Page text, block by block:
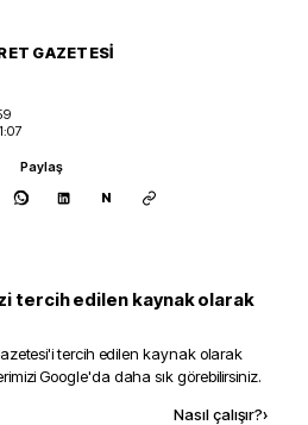
GAZETESI
Paylaş
N
tercih edilen kaynak olarak
'i tercih edilen kaynak olarak
Google'da daha sık görebilirsiniz.
Nasıl çalışır?›